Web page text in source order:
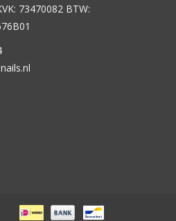
73470082 BTW: